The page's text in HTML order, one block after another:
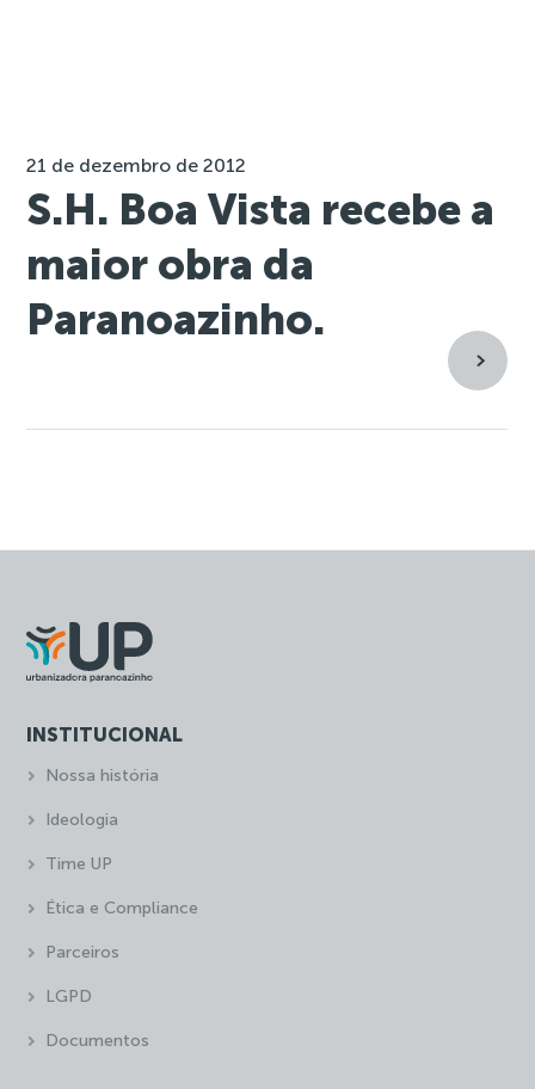
21 de dezembro de 2012
S.H. Boa Vista recebe a
maior obra da
Paranoazinho.
INSTITUCIONAL
Nossa história
Ideologia
Time UP
Ética e Compliance
Parceiros
LGPD
Documentos